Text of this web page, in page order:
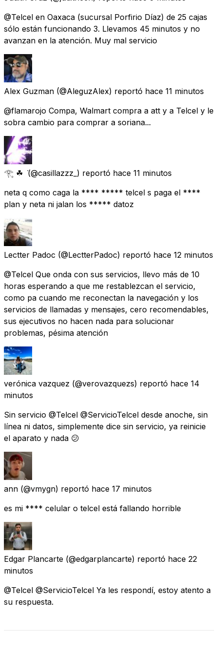
@Telcel en Oaxaca (sucursal Porfirio Díaz) de 25 cajas
sólo están funcionando 3. Llevamos 45 minutos y no
avanzan en la atención. Muy mal servicio
Alex Guzman (@AleguzAlex) reportó hace 11 minutos
@flamarojo Compa, Walmart compra a att y a Telcel y le
sobra cambio para comprar a soriana...
𓂀 ☘︎ ݁ (@casillazzz_) reportó hace 11 minutos
neta q como caga la **** ***** telcel s paga el ****
plan y neta ni jalan los ***** datoz
Lectter Padoc (@LectterPadoc) reportó hace 12 minutos
@Telcel Que onda con sus servicios, llevo más de 10
horas esperando a que me restablezcan el servicio,
como pa cuando me reconectan la navegación y los
servicios de llamadas y mensajes, cero recomendables,
sus ejecutivos no hacen nada para solucionar
problemas, pésima atención
verónica vazquez (@verovazquezs) reportó hace 14
minutos
Sin servicio @Telcel @ServicioTelcel desde anoche, sin
línea ni datos, simplemente dice sin servicio, ya reinicie
el aparato y nada 😕
ann (@vmygn) reportó hace 17 minutos
es mi **** celular o telcel está fallando horrible
Edgar Plancarte (@edgarplancarte) reportó hace 22
minutos
@Telcel @ServicioTelcel Ya les respondí, estoy atento a
su respuesta.